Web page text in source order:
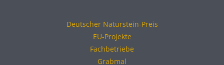
Deutscher Naturstein-Preis
EU-Projekte
Fachbetriebe
Grabmal